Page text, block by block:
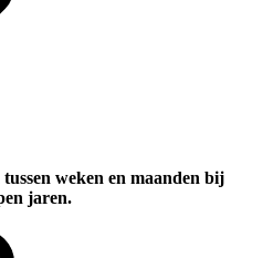
weken en maanden bij
jaren.